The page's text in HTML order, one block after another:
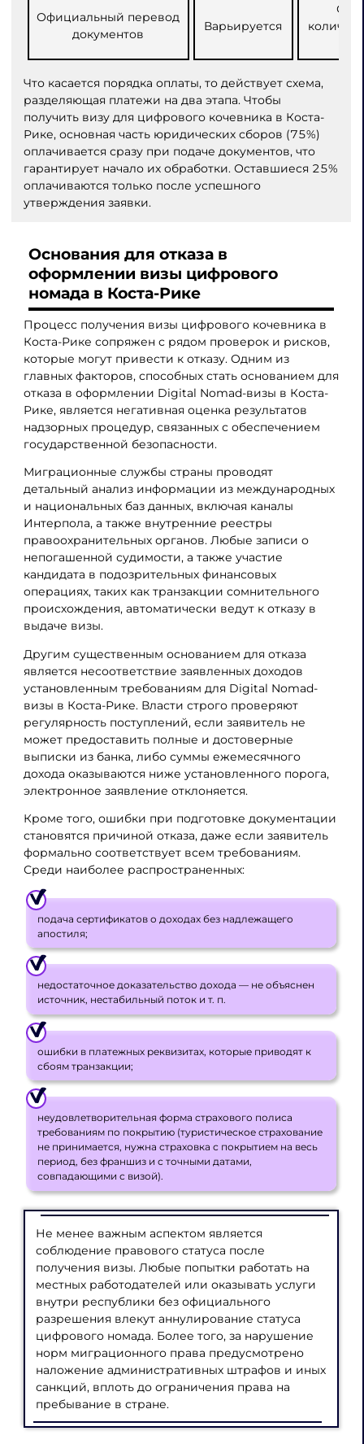
Официальный перевод
документов
Варьируется
Что касается порядка оплаты, то действует схема,
разделяющая платежи на два этапа. Чтобы
получить визу для цифрового кочевника в Коста-
Рике, основная часть юридических сборов (75%)
оплачивается сразу при подаче документов, что
гарантирует начало их обработки. Оставшиеся 25%
оплачиваются только после успешного
утверждения заявки.
Основания для отказа в
оформлении визы цифрового
номада в Коста-Рике
Процесс получения визы цифрового кочевника в
Коста-Рике сопряжен с рядом проверок и рисков,
которые могут привести к отказу. Одним из
главных факторов, способных стать основанием для
отказа в оформлении Digital Nomad-визы в Коста-
Рике, является негативная оценка результатов
надзорных процедур, связанных с обеспечением
государственной безопасности.
Миграционные службы страны проводят
детальный анализ информации из международных
и национальных баз данных, включая каналы
Интерпола, а также внутренние реестры
правоохранительных органов. Любые записи о
непогашенной судимости, а также участие
кандидата в подозрительных финансовых
операциях, таких как транзакции сомнительного
происхождения, автоматически ведут к отказу в
выдаче визы.
Другим существенным основанием для отказа
является несоответствие заявленных доходов
установленным требованиям для Digital Nomad-
визы в Коста-Рике. Власти строго проверяют
регулярность поступлений, если заявитель не
может предоставить полные и достоверные
выписки из банка, либо суммы ежемесячного
дохода оказываются ниже установленного порога,
электронное заявление отклоняется.
Кроме того, ошибки при подготовке документации
становятся причиной отказа, даже если заявитель
формально соответствует всем требованиям.
Среди наиболее распространенных:
подача сертификатов о доходах без надлежащего
апостиля;
недостаточное доказательство дохода — не объяснен
источник, нестабильный поток и т. п.
ошибки в платежных реквизитах, которые приводят к
сбоям транзакции;
неудовлетворительная форма страхового полиса
требованиям по покрытию (туристическое страхование
не принимается, нужна страховка с покрытием на весь
период, без франшиз и с точными датами,
совпадающими с визой).
Не менее важным аспектом является
соблюдение правового статуса после
получения визы. Любые попытки работать на
местных работодателей или оказывать услуги
внутри республики без официального
разрешения влекут аннулирование статуса
цифрового номада. Более того, за нарушение
норм миграционного права предусмотрено
наложение административных штрафов и иных
санкций, вплоть до ограничения права на
пребывание в стране.